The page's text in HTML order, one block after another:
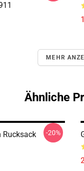
MEHR
Ähnliche
Rucksack
-20%